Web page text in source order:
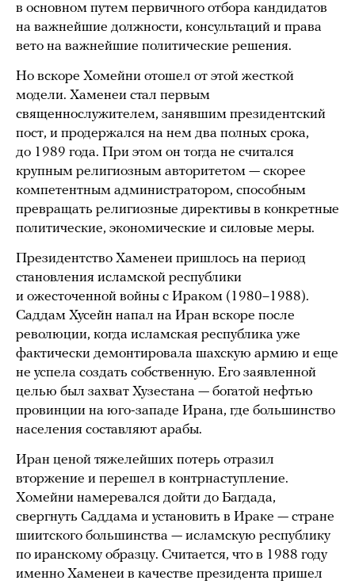
в основном путем первичного отбора кандидатов
на важнейшие должности, консультаций и права
вето на важнейшие политические решения.
Но вскоре Хомейни отошел от этой жесткой
модели. Хаменеи стал первым
священнослужителем, занявшим президентский
пост, и продержался на нем два полных срока,
до 1989 года. При этом он тогда не считался
крупным религиозным авторитетом — скорее
компетентным администратором, способным
превращать религиозные директивы в конкретные
политические, экономические и силовые меры.
Президентство Хаменеи пришлось на период
становления исламской республики
и ожесточенной войны с Ираком (1980–1988).
Саддам Хусейн напал на Иран вскоре после
революции, когда исламская республика уже
фактически демонтировала шахскую армию и еще
не успела создать собственную. Его заявленной
целью был захват Хузестана — богатой нефтью
провинции на юго-западе Ирана, где большинство
населения составляют арабы.
Иран ценой тяжелейших потерь отразил
вторжение и перешел в контрнаступление.
Хомейни намеревался дойти до Багдада,
свергнуть Саддама и установить в Ираке — стране
шиитского большинства — исламскую республику
по иранскому образцу. Считается, что в 1988 году
именно Хаменеи в качестве президента пришел